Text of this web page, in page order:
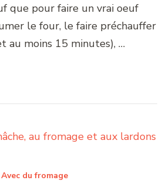
que pour faire un vrai oeuf
le four, le faire préchauffer
au moins 15 minutes), …
Avec du fromage